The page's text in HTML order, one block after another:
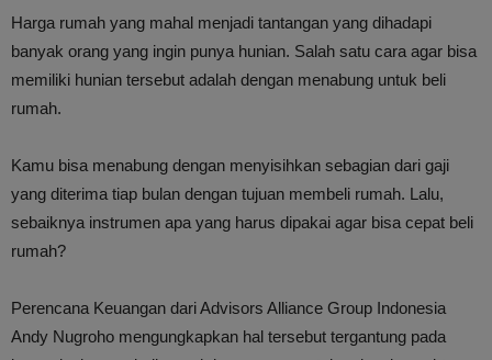
Harga rumah yang mahal menjadi tantangan yang dihadapi
banyak orang yang ingin punya hunian. Salah satu cara agar bisa
memiliki hunian tersebut adalah dengan menabung untuk beli
rumah.
Kamu bisa menabung dengan menyisihkan sebagian dari gaji
yang diterima tiap bulan dengan tujuan membeli rumah. Lalu,
sebaiknya instrumen apa yang harus dipakai agar bisa cepat beli
rumah?
Perencana Keuangan dari Advisors Alliance Group Indonesia
Andy Nugroho mengungkapkan hal tersebut tergantung pada